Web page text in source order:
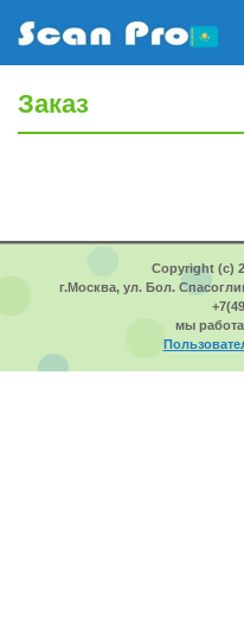
Заказ
Copyright (c)
г.Москва, ул. Бол.
мы